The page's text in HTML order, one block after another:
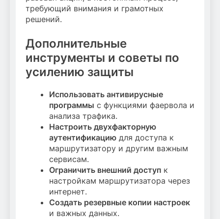
требующий внимания и грамотных
решений.
Дополнительные
инструменты и советы по
усилению защиты
Использовать антивирусные
программы с функциями фаервола и
анализа трафика.
Настроить двухфакторную
аутентификацию для доступа к
маршрутизатору и другим важным
сервисам.
Ограничить внешний доступ к
настройкам маршрутизатора через
интернет.
Создать резервные копии настроек
и важных данных.